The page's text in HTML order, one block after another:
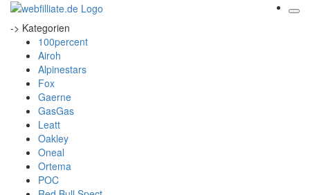
-> Kategorien
100percent
Airoh
Alpinestars
Fox
Gaerne
GasGas
Leatt
Oakley
Oneal
Ortema
POC